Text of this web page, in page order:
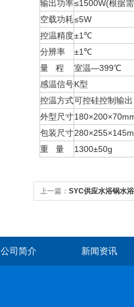
输出功率≤1500W(根据
空载功耗≤5W
控温精度±1℃
分辨率
±1℃
量 程
室温—399℃
感温信号K型
控温方式可控硅控制输出
外型尺寸
包装尺寸
重 量
1300±50g
上一篇： SYC供应水浴锅水
公司简介 新闻资讯